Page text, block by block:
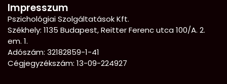
Impresszum
Pszichológiai Szolgáltatások Kft.
Székhely: 1135 Budapest, Reitter Ferenc utca 100/A. 2.
em. 1.
Adószám: 32182859-1-41
Cégjegyzékszám: 13-09-224927